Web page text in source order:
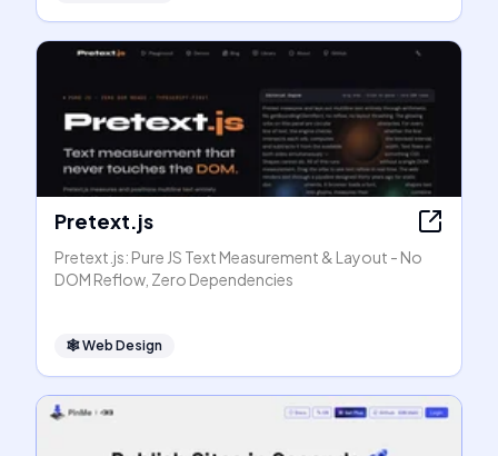
Pretext.js
Pretext.js: Pure JS Text Measurement & Layout - No
DOM Reflow, Zero Dependencies
🕸Web Design